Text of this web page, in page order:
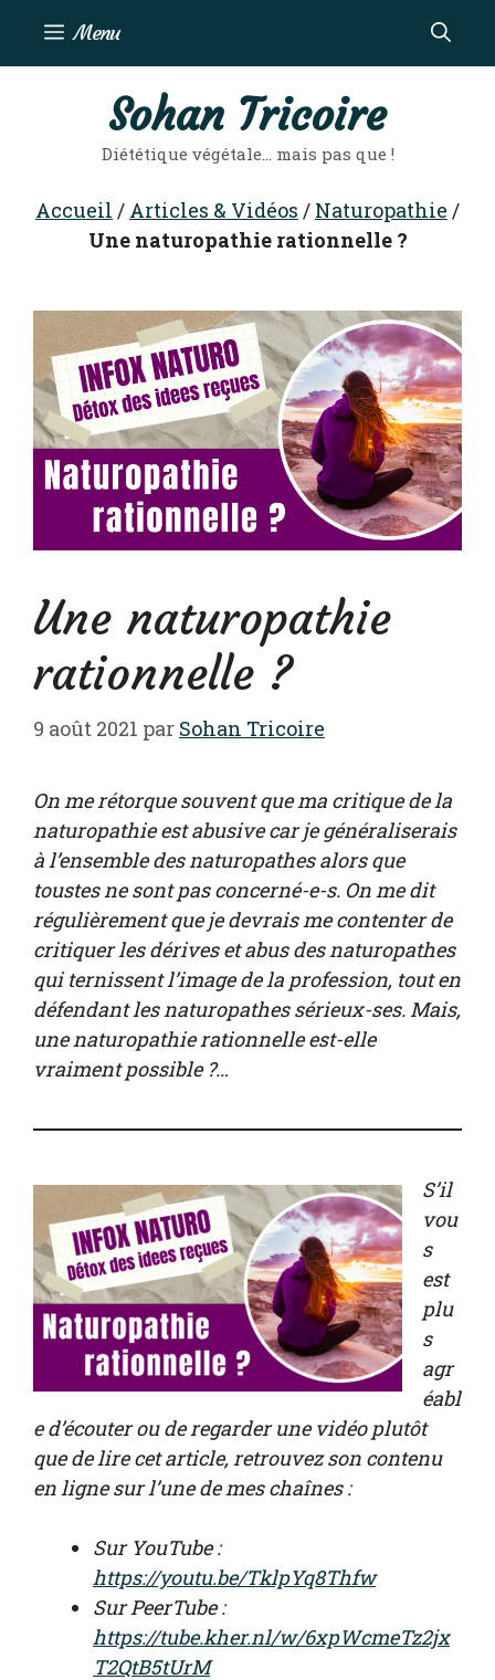
contenu
Menu
Sohan Tricoire
Diététique végétale… mais pas que !
Accueil / Articles & Vidéos / Naturopathie /
Une naturopathie rationnelle ?
Une naturopathie
rationnelle ?
9 août 2021 par Sohan Tricoire
On me rétorque souvent que ma critique de la
naturopathie est abusive car je généraliserais
à l’ensemble des naturopathes alors que
toustes ne sont pas concerné-e-s. On me dit
régulièrement que je devrais me contenter de
critiquer les dérives et abus des naturopathes
qui ternissent l’image de la profession, tout en
défendant les naturopathes sérieux-ses. Mais,
une naturopathie rationnelle est-elle
vraiment possible ?…
S’il
vou
s
est
plu
s
agr
éabl
e d’écouter ou de regarder une vidéo plutôt
que de lire cet article, retrouvez son contenu
en ligne sur l’une de mes chaînes :
Sur YouTube :
https://youtu.be/TklpYq8Thfw
Sur PeerTube :
https://tube.kher.nl/w/6xpWcmeTz2jx
T2QtB5tUrM